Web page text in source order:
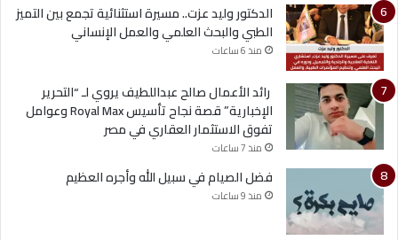
الدكتور وليد عزت.. مسيرة استثنائية تجمع بين التميز
الطبي والبحث العلمي والعمل الإنساني
منذ 6 ساعات
رائد الأعمال صالح عبداللطيف يروي لـ “التحرير
الإخبارية” قصة نجاح تأسيس Royal Max وعوامل
تفوق الاستثمار العقاري في مصر
منذ 7 ساعات
فضل الصيام في سبيل الله وأجره العظيم
منذ 9 ساعات